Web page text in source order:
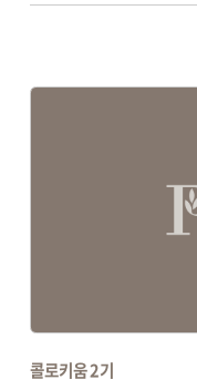
콜로키움 2기